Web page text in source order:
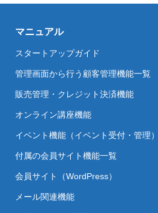
マニュアル
スタートアップガイド
管理画面から行う顧客管理機能一覧
販売管理・クレジット決済機能
オンライン講座機能
イベント機能（イベント受付・管理）
付属の会員サイト機能一覧
会員サイト（WordPress）
メール関連機能